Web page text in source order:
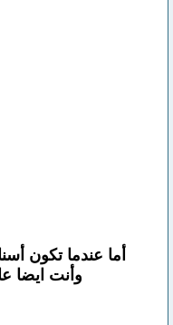
أما عندما تكون
وأنت ايضا